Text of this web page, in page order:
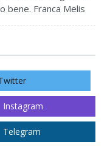
bene. Franca Melis
Instagram
Telegram